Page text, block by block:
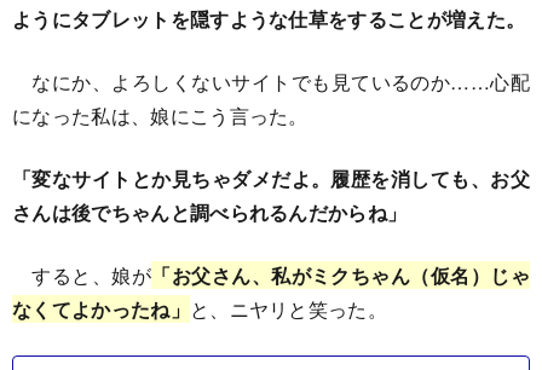
ようにタブレットを隠すような仕草をすることが増えた。
なにか、よろしくないサイトでも見ているのか……心配
になった私は、娘にこう言った。
「変なサイトとか見ちゃダメだよ。履歴を消しても、お父
さんは後でちゃんと調べられるんだからね」
すると、娘が 「お父さん、私がミクちゃん（仮名）じゃ
なくてよかったね」 と、ニヤリと笑った。